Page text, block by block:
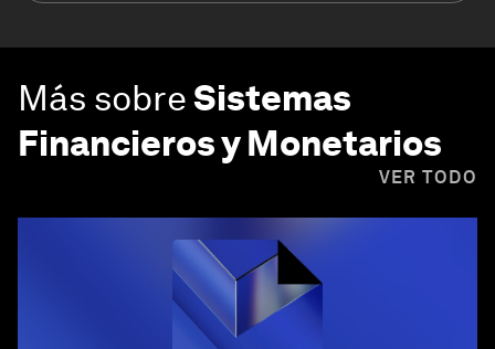
Más sobreSistemas
Financieros y Monetarios
VER TODO